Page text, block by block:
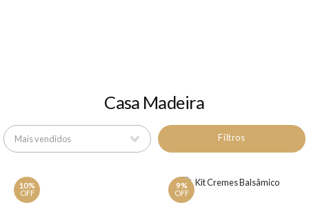
Casa Madeira
Filtros
10%
OFF
9%
OFF